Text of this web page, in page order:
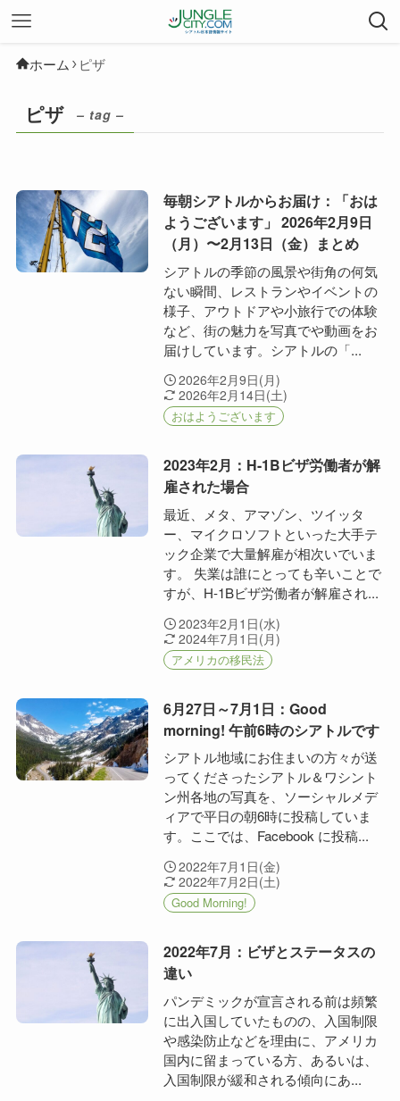
ホーム ピザ
ピザ – tag –
毎朝シアトルからお届け：「おは
ようございます」 2026年2月9日
（月）〜2月13日（金）まとめ
シアトルの季節の風景や街角の何気
ない瞬間、レストランやイベントの
様子、アウトドアや小旅行での体験
など、街の魅力を写真でや動画をお
届けしています。シアトルの「...
2026年2月9日(月)
2026年2月14日(土)
おはようございます
2023年2月：H-1Bビザ労働者が解
雇された場合
最近、メタ、アマゾン、ツイッタ
ー、マイクロソフトといった大手テ
ック企業で大量解雇が相次いでいま
す。 失業は誰にとっても辛いことで
すが、H-1Bビザ労働者が解雇され...
2023年2月1日(水)
2024年7月1日(月)
アメリカの移民法
6月27日～7月1日：Good
morning! 午前6時のシアトルです
シアトル地域にお住まいの方々が送
ってくださったシアトル＆ワシント
ン州各地の写真を、ソーシャルメデ
ィアで平日の朝6時に投稿していま
す。ここでは、Facebook に投稿...
2022年7月1日(金)
2022年7月2日(土)
Good Morning!
2022年7月：ビザとステータスの
違い
パンデミックが宣言される前は頻繁
に出入国していたものの、入国制限
や感染防止などを理由に、アメリカ
国内に留まっている方、あるいは、
入国制限が緩和される傾向にあ...